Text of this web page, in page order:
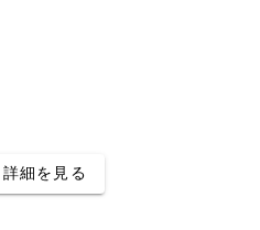
詳細を見る